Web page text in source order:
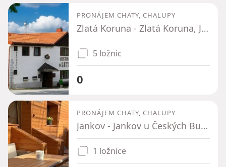
PRONÁJEM CHATY, CHALUPY
Zlatá Koruna - Zlatá Koruna, Jihočeský kraj
5 ložnic
0
PRONÁJEM CHATY, CHALUPY
Jankov - Jankov u Českých Budějovic, Jihočeský kraj
1 ložnice